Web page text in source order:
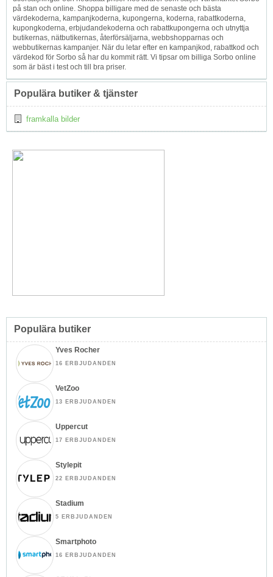
på stan och online. Shoppa billigare med de senaste och bästa
värdekoderna, kampanjkoderna, kupongerna, koderna, rabattkoderna,
kupongkoderna, erbjudandekoderna och rabattkupongerna och utnyttja
butikernas, nätbutikernas, återförsäljarna, webbshopparnas och
webbutikernas kampanjer. När du letar efter en kampanjkod, rabattkod och
värdekod för Sorbo så har du kommit rätt. Vi tipsar om billiga Sorbo online
som är bäst i test och till bra priser.
Populära butiker & tjänster
framkalla bilder
Populära butiker
Yves Rocher
16 ERBJUDANDEN
VetZoo
13 ERBJUDANDEN
Uppercut
17 ERBJUDANDEN
Stylepit
22 ERBJUDANDEN
Stadium
5 ERBJUDANDEN
Smartphoto
16 ERBJUDANDEN